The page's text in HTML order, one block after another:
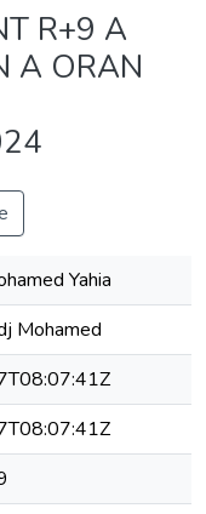
R+9 A
A ORAN
Yahia
Mohamed